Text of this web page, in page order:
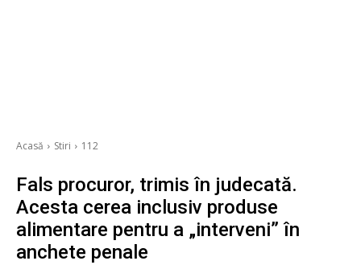
Acasă Stiri 112
Fals procuror, trimis în judecată.
Acesta cerea inclusiv produse
alimentare pentru a „interveni” în
anchete penale